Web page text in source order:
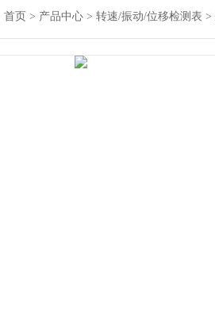
首页 > 产品中心 > 转速/振动/位移检测表 >